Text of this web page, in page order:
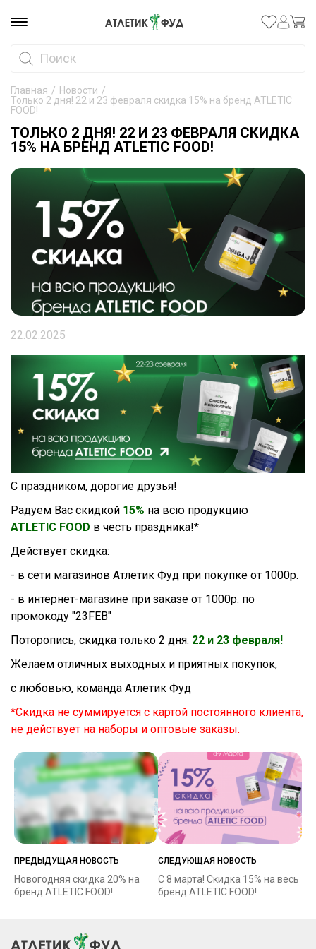
Главная / Новости /
Только 2 дня! 22 и 23 февраля скидка 15% на бренд ATLETIC
FOOD!
ТОЛЬКО 2 ДНЯ! 22 И 23 ФЕВРАЛЯ СКИДКА
15% НА БРЕНД ATLETIC FOOD!
22.02.2025
С праздником, дорогие друзья!
Радуем Вас скидкой 15% на всю продукцию
ATLETIC FOOD в честь праздника!*
Действует скидка:
- в сети магазинов Атлетик Фуд при покупке от 1000р.
- в интернет-магазине при заказе от 1000р. по
промокоду "23FEB"
Поторопись, скидка только 2 дня: 22 и 23 февраля!
Желаем отличных выходных и приятных покупок,
с любовью, команда Атлетик Фуд
*Скидка не суммируется с картой постоянного клиента,
не действует на наборы и оптовые заказы.
СЛЕДУЮЩАЯ НОВОСТЬ
С 8 марта! Скидка 15% на весь
бренд ATLETIC FOOD!
ПРЕДЫДУЩАЯ НОВОСТЬ
Новогодняя скидка 20% на
бренд ATLETIC FOOD!